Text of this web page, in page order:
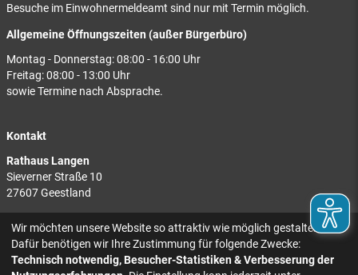
Besuche im Einwohnermeldeamt sind nur mit Termin möglich.
Allgemeine Öffnungszeiten (außer Bürgerbüro)
Montag - Donnerstag: 08:00 - 16:00 Uhr
Freitag: 08:00 - 13:00 Uhr
sowie Termine nach Absprache.
Kontakt
Rathaus Langen
Sieverner Straße 10
27607 Geestland
Rathaus Bad Bederkesa
Am Markt 8
27624 Geestland
Wir möchten unsere Website so attraktiv wie möglich gestalten.
Dafür benötigen wir Ihre Zustimmung für folgende Zwecke:
Technisch notwendig, Besucher-Statistiken & Verbesserung der